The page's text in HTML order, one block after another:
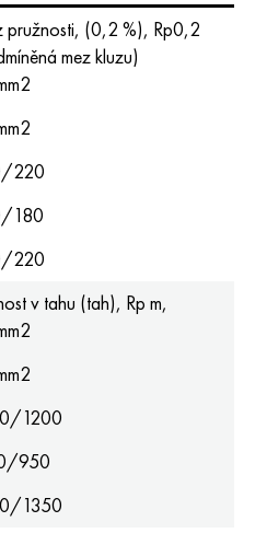
pružnosti, (0,2 %), Rp0,2
mez kluzu)
220
180
220
v tahu (tah), Rp m,
1200
950
1350